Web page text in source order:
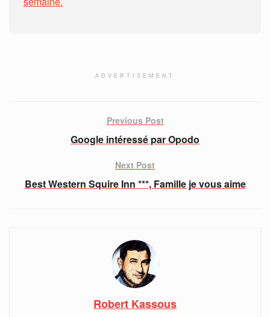
ADVERTISEMENT
Previous Post
Google intéressé par Opodo
Next Post
Best Western Squire Inn ***, Famille je vous aime
Robert Kassous